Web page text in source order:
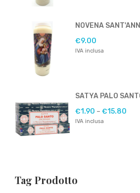
NOVENA
€9.00
IVA inclusa
SATYA PALO
€1.90 – €15.80
IVA inclusa
Tag Prodotto